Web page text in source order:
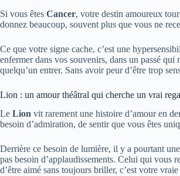
Si vous êtes Cancer, votre destin amoureux
donnez beaucoup, souvent plus que vous ne
Ce que votre signe cache, c’est une
enfermer dans vos souvenirs, dans un passé qui
quelqu’un entrer. Sans avoir peur d’être trop
Lion : un amour théâtral qui cherche un vrai
Le Lion vit rarement une histoire d’amour en
besoin d’admiration, de sentir que vous êtes
Derrière ce besoin de lumière, il y a pourtant
pas besoin d’applaudissements. Celui qui vous
d’être aimé sans toujours briller, c’est votre